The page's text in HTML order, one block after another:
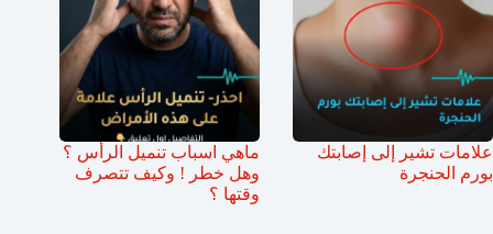
علامات تشير إلى إصابتك
بورم الحنجرة
ماهي اسباب تنميل الرأس ؟
وهل خطر ! وكيف تتصرف
وقتها ؟